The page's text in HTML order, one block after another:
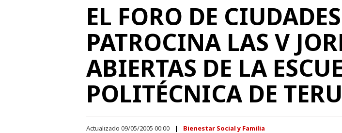
EL FORO DE
PATROCINA LAS V
ABIERTAS DE LA
POLITÉCNICA DE
Actualizado 09/05/2005 00:00 Bienestar Social y Familia